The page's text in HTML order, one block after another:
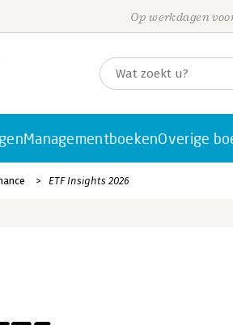
Op werkdagen
ManagementboekenOverige
ETF Insights 2026